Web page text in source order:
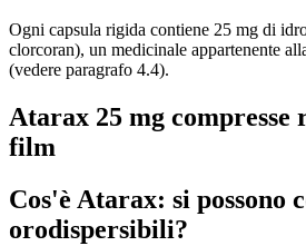
Ogni capsula rigida contiene 25 mg di
clorcoran), un medicinale appartenente
(vedere paragrafo 4.4).
Atarax 25 mg compresse
film
Cos'è Atarax: si possono
orodispersibili?